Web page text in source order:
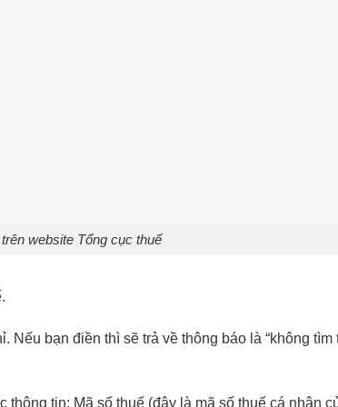
website Tổng cục thuế
Nếu bạn điền thì sẽ trả về thông báo là “không tìm
tin: Mã số thuế (đây là mã số thuế cá nhân